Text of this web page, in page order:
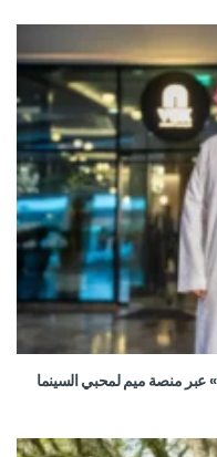
عبر منصة ميم لمحبي السينما